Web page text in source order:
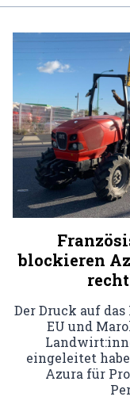
blockieren
Der Druck auf
EU und
eingeleitet
Azura für